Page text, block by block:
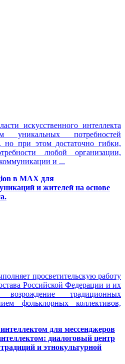
искусственного интеллекта
уникальных потребностей
но при этом достаточно гибки,
любой организации,
и ...
в MAX для
и жителей на основе
просветительскую работу
Российской Федерации и их
возрождение традиционных
фольклорных коллективов,
для мессенджеров
диалоговый центр
и этнокультурной